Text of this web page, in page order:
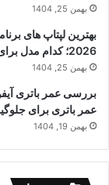
بهمن 25, 1404
بهترین لپتاپ های
2026؛ کدام مدل برای کدنویسی سریع تر و به صرفه تر است؟
بهمن 25, 1404
عمر باتری برای
بهمن 19, 1404